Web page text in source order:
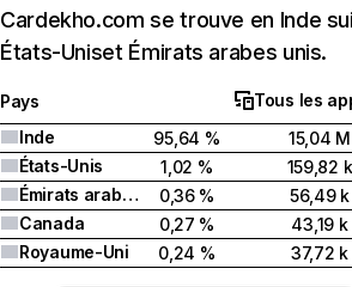
Cardekho.com se trouve en Inde
États-Uniset Émirats arabes unis.
Pays
Tous les
Inde
95,64 %
15,04 M
États-Unis
1,02 %
159,82 k
Émirats arabes unis
0,36 %
56,49 k
Canada
0,27 %
43,19 k
Royaume-Uni
0,24 % 37,72 k